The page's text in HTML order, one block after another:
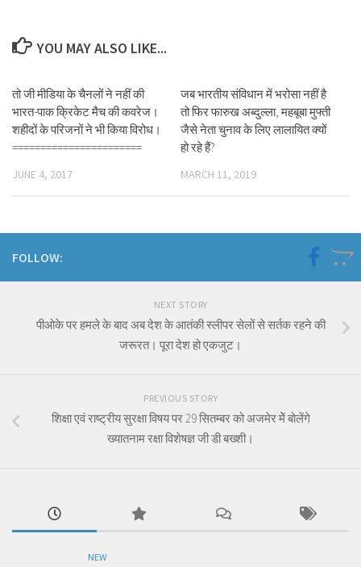
YOU MAY ALSO LIKE...
तो जी मीडिया के चैनलों ने नहीं की
भारत-पाक क्रिकेट मैच की कवरेज।
शहीदों के परिजनों ने भी किया विरोध।
=======================
JUNE 4, 2017
जब भारतीय संविधान में भरोसा नहीं है
तो फिर फारुख अब्दुल्ला, महबूबा मुफ्ती
जैसे नेता चुनाव के लिए लालायित क्यों
हो रहे हैं?
MARCH 11, 2019
FOLLOW:
NEXT STORY
पीओके पर हमले के बाद अब देश के आतंकी स्लीपर सेलों से सर्तक रहने की
जरूरत। पूरा देश हो एकजुट।
PREVIOUS STORY
शिक्षा एवं राष्ट्रीय सुरक्षा विषय पर 29 सितम्बर को अजमेर मेें बोलेंगे
ख्यातनाम रक्षा विशेषज्ञ जी डी बख्शी।
NEW